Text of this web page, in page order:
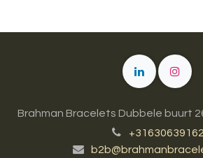
Brahman Bracelets Dubbele buurt
+31630639162